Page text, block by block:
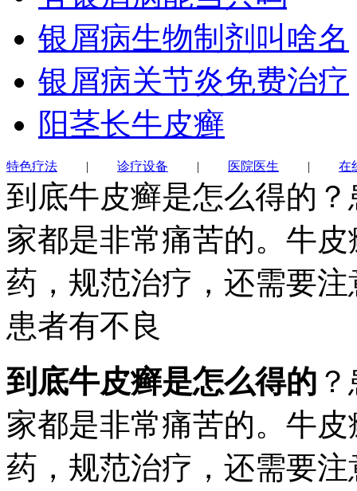
银屑病生物制剂叫啥名
银屑病关节炎免费治疗
阳茎长牛皮癣
特色疗法 | 诊疗设备 | 医院医生 | 在
到底牛皮癣是怎么得的
家都是非常痛苦的。牛
药，规范治疗，还需要
患者有不良
到底牛皮癣是怎么得的
家都是非常痛苦的。牛
药，规范治疗，还需要